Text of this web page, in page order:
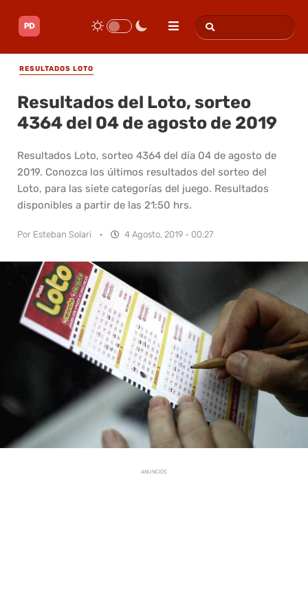
RESULTADOS LOTO
Resultados del Loto, sorteo
4364 del 04 de agosto de 2019
Resultados Loto, sorteo 4364 del día 04 de agosto de
2019. Conozca los últimos resultados del sorteo del
Loto, para las siete categorías del juego. Resultados
disponibles a partir de las 21:50 hrs.
Por Esteban Solari · 4 Agosto, 2019 - 00:27
ANUNCIOS